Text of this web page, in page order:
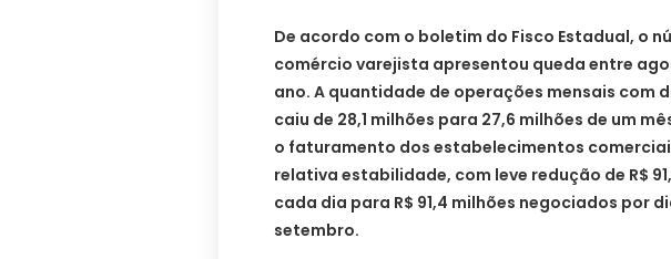
De acordo com o boletim do Fisco Estadual, o
comércio varejista apresentou queda entre
ano. A quantidade de operações mensais com
caiu de 28,1 milhões para 27,6 milhões de um
o faturamento dos estabelecimentos
relativa estabilidade, com leve redução de R$
cada dia para R$ 91,4 milhões negociados por
setembro.